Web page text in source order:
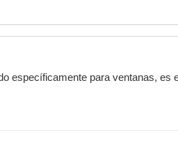
específicamente para ventanas, es